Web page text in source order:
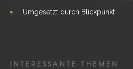
Umgesetzt durch Blickpunkt
INTERESSANTE THEMEN